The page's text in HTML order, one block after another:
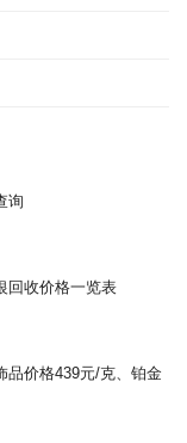
询
回收价格一览表
品价格439元/克、铂金